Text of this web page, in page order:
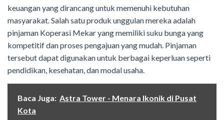
keuangan yang dirancang untuk memenuhi kebutuhan
masyarakat. Salah satu produk unggulan mereka adalah
pinjaman Koperasi Mekar yang memiliki suku bunga yang
kompetitif dan proses pengajuan yang mudah. Pinjaman
tersebut dapat digunakan untuk berbagai keperluan seperti
pendidikan, kesehatan, dan modal usaha.
Baca Juga: Astra Tower - Menara Ikonik di Pusat
Kota